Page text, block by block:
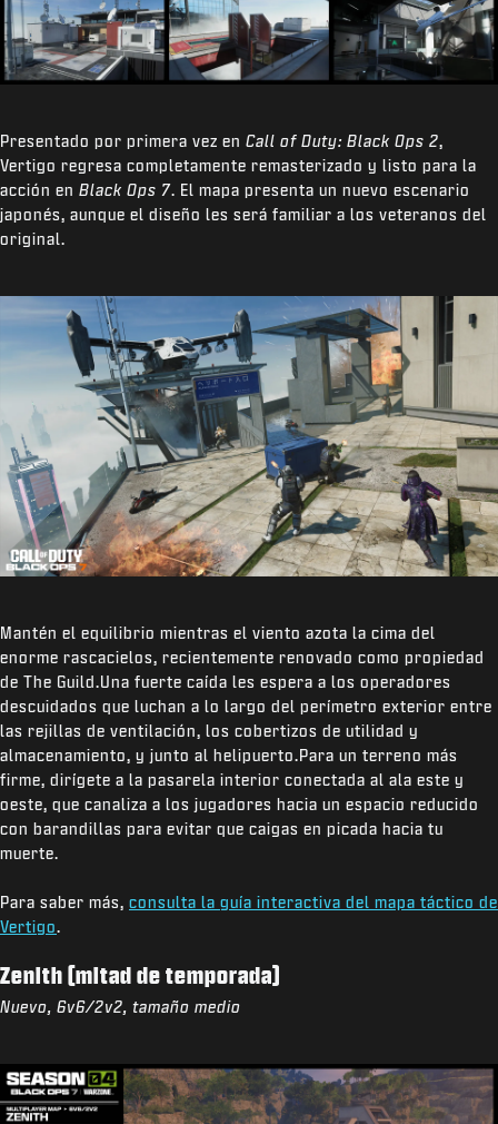
Presentado por primera vez en Call of Duty: Black Ops 2,
Vertigo regresa completamente remasterizado y listo para la
acción en Black Ops 7. El mapa presenta un nuevo escenario
japonés, aunque el diseño les será familiar a los veteranos del
original.
Mantén el equilibrio mientras el viento azota la cima del
enorme rascacielos, recientemente renovado como propiedad
de The Guild.Una fuerte caída les espera a los operadores
descuidados que luchan a lo largo del perímetro exterior entre
las rejillas de ventilación, los cobertizos de utilidad y
almacenamiento, y junto al helipuerto.Para un terreno más
firme, dirígete a la pasarela interior conectada al ala este y
oeste, que canaliza a los jugadores hacia un espacio reducido
con barandillas para evitar que caigas en picada hacia tu
muerte.
Para saber más, consulta la guía interactiva del mapa táctico de
Vertigo.
Zenith (mitad de temporada)
Nuevo, 6v6/2v2, tamaño medio